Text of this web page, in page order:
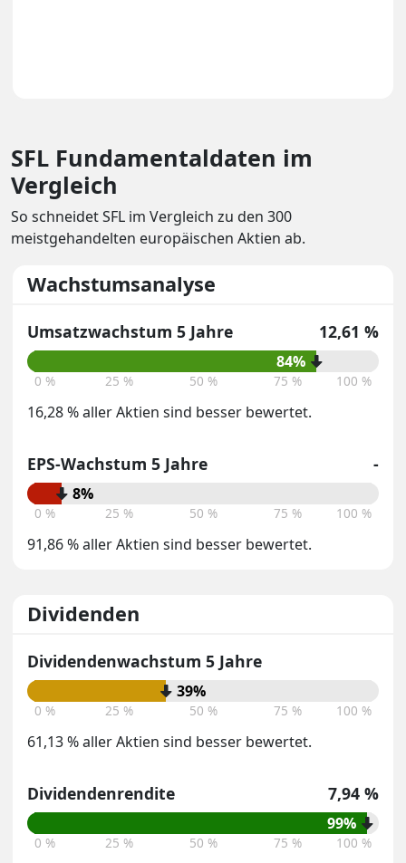
SFL Fundamentaldaten im
Vergleich
So schneidet SFL im Vergleich zu den 300
meistgehandelten europäischen Aktien ab.
Wachstumsanalyse
Umsatzwachstum 5 Jahre 12,61 %
84%
0 % 25 % 50 % 75 % 100 %
16,28 % aller Aktien sind besser bewertet.
EPS-Wachstum 5 Jahre -
8%
0 % 25 % 50 % 75 % 100 %
91,86 % aller Aktien sind besser bewertet.
Dividenden
Dividendenwachstum 5 Jahre
39%
0 % 25 % 50 % 75 % 100 %
61,13 % aller Aktien sind besser bewertet.
Dividendenrendite 7,94 %
99%
0 % 25 % 50 % 75 % 100 %